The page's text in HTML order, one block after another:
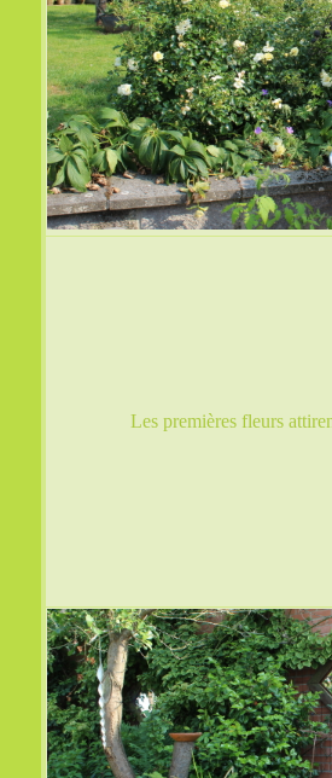
Les premières fleurs